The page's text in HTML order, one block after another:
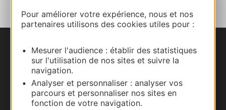
Pour améliorer votre expérience, nous et nos
partenaires utilisons des cookies utiles pour :
Mesurer l'audience : établir des statistiques
sur l'utilisation de nos sites et suivre la
navigation.
Analyser et personnaliser : analyser vos
parcours et personnaliser nos sites en
fonction de votre navigation.
Nous contacter
Carte interactive
Documentation